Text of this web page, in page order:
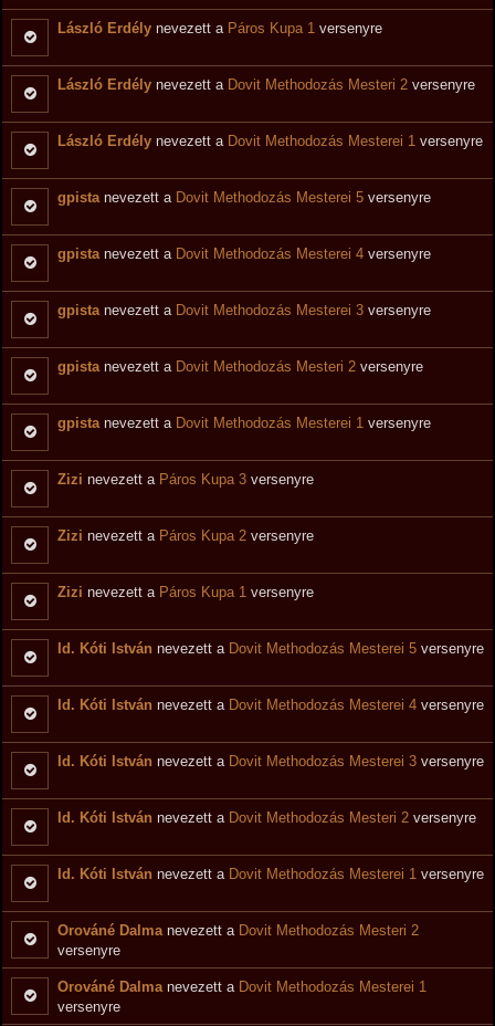
László Erdély nevezett a Páros Kupa 1 versenyre
László Erdély nevezett a Dovit Methodozás Mesteri 2 versenyre
László Erdély nevezett a Dovit Methodozás Mesterei 1 versenyre
gpistanevezett a Dovit Methodozás Mesterei 5 versenyre
gpistanevezett a Dovit Methodozás Mesterei 4 versenyre
gpistanevezett a Dovit Methodozás Mesterei 3 versenyre
gpistanevezett a Dovit Methodozás Mesteri 2 versenyre
gpistanevezett a Dovit Methodozás Mesterei 1 versenyre
Zizi nevezett a Páros Kupa 3 versenyre
Zizi nevezett a Páros Kupa 2 versenyre
Zizi nevezett a Páros Kupa 1 versenyre
Id. Kóti István nevezett a Dovit Methodozás Mesterei 5 versenyre
Id. Kóti István nevezett a Dovit Methodozás Mesterei 4 versenyre
Id. Kóti István nevezett a Dovit Methodozás Mesterei 3 versenyre
Id. Kóti István nevezett a Dovit Methodozás Mesteri 2 versenyre
Id. Kóti István nevezett a Dovit Methodozás Mesterei 1 versenyre
Orováné Dalma nevezett a Dovit Methodozás Mesteri 2
versenyre
Orováné Dalma nevezett a Dovit Methodozás Mesterei 1
versenyre